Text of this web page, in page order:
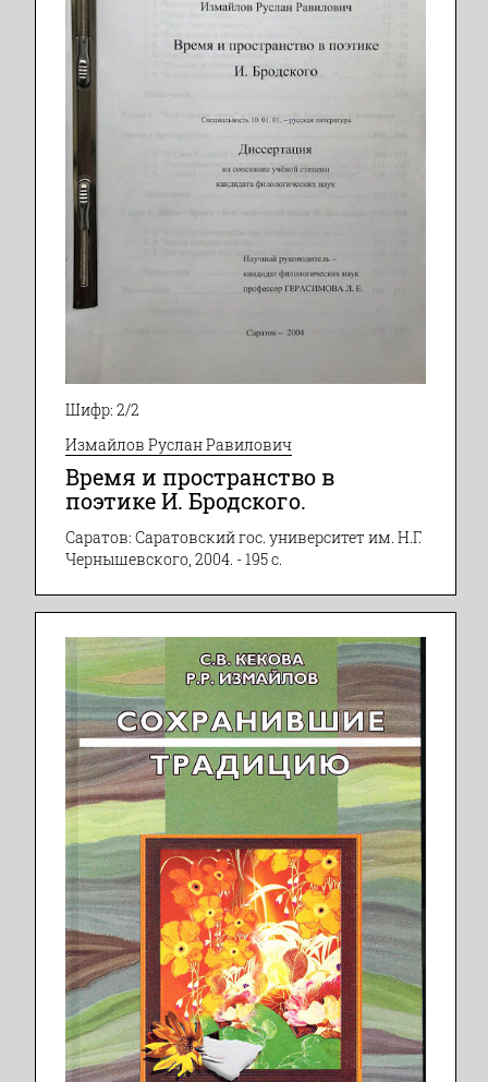
Шифр: 2/2
Измайлов Руслан Равилович
Время и пространство в
поэтике И. Бродского.
Саратов: Саратовский гос. университет им. Н.Г.
Чернышевского, 2004. - 195 с.